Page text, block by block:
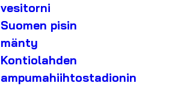
vesitorni
Suomen pisin
mänty
Kontiolahden
ampumahiihtostadionin